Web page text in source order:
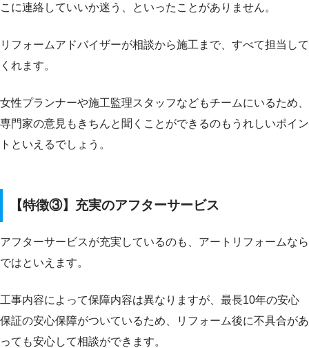
こに連絡していいか迷う、といったことがありません。
リフォームアドバイザーが相談から施工まで、すべて担当して
くれます。
女性プランナーや施工監理スタッフなどもチームにいるため、
専門家の意見もきちんと聞くことができるのもうれしいポイン
トといえるでしょう。
【特徴③】充実のアフターサービス
アフターサービスが充実しているのも、アートリフォームなら
ではといえます。
工事内容によって保障内容は異なりますが、最長10年の安心
保証の安心保障がついているため、リフォーム後に不具合があ
っても安心して相談ができます。